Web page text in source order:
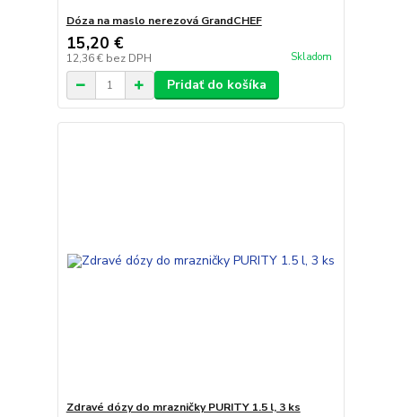
Dóza na maslo nerezová GrandCHEF
15,20 €
12,36 € bez DPH Skladom
Pridať do košíka
Zdravé dózy do mrazničky PURITY 1.5 l, 3 ks